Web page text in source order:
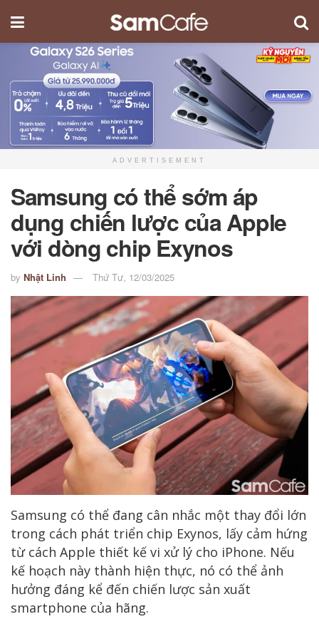
ADVERTISEMENT
Samsung có thể sớm áp
dụng chiến lược của Apple
với dòng chip Exynos
by Nhật Linh Thứ Tư, 12/03/2025
Samsung có thể đang cân nhắc một thay đổi lớn
trong cách phát triển chip Exynos, lấy cảm hứng
từ cách Apple thiết kế vi xử lý cho iPhone. Nếu
kế hoạch này thành hiện thực, nó có thể ảnh
hưởng đáng kể đến chiến lược sản xuất
smartphone của hãng.